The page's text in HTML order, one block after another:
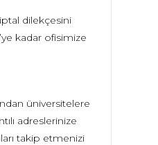
dilekçesini
kadar ofisimize
üniversitelere
adreslerinize
takip etmenizi